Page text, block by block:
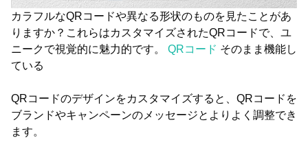
カラフルなQRコードや異なる形状のものを見たことがあ
りますか？これらはカスタマイズされたQRコードで、ユ
ニークで視覚的に魅力的です。 QRコード そのまま機能し
ている
QRコードのデザインをカスタマイズすると、QRコードを
ブランドやキャンペーンのメッセージとよりよく調整でき
ます。